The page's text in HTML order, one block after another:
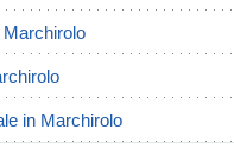
in Marchirolo